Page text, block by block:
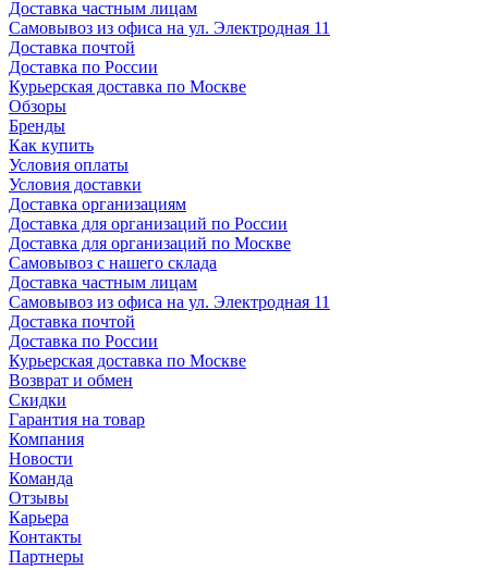
Доставка частным лицам
Самовывоз из офиса на ул. Электродная 11
Доставка почтой
Доставка по России
Курьерская доставка по Москве
Обзоры
Бренды
Как купить
Условия оплаты
Условия доставки
Доставка организациям
Доставка для организаций по России
Доставка для организаций по Москве
Самовывоз с нашего склада
Доставка частным лицам
Самовывоз из офиса на ул. Электродная 11
Доставка почтой
Доставка по России
Курьерская доставка по Москве
Возврат и обмен
Скидки
Гарантия на товар
Компания
Новости
Команда
Отзывы
Карьера
Контакты
Партнеры